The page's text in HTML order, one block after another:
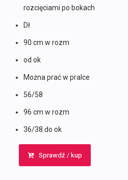
rozcięciami po bokach
Dł
90 cm w rozm
od ok
Można prać w pralce
56/58
96 cm w rozm
36/38 do ok
Sprawdź / kup